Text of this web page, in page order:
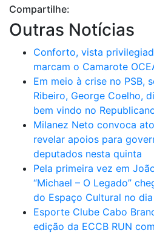
Compartilhe:
Outras Notícias
Conforto, vista
marcam o Camarote
Em meio à crise no PSB,
Ribeiro, George Coelho,
bem vindo no
Milanez Neto convoca
revelar apoios para
deputados nesta quinta
Pela primeira vez em
“Michael – O Legado”
do Espaço Cultural no
Esporte Clube Cabo
edição da ECCB RUN